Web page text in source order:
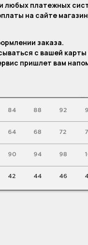
любых платежных
на сайте
заказа.
с вашей
пришлет вам